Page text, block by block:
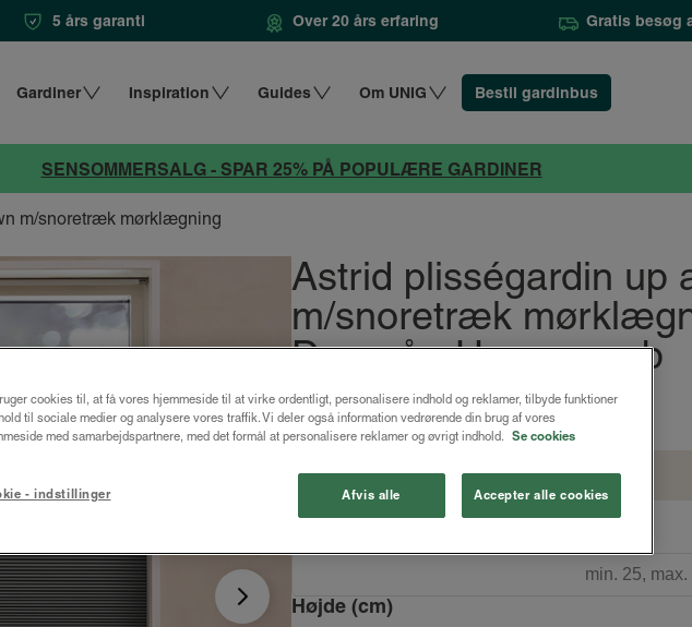
5 års garanti Over 20 års erfaring Gratis besøg
Gardiner Inspiration Guides Om UNIG Bestil gardinbus
SENSOMMERSALG - SPAR 25% PÅ POPULÆRE GARDINER
m/snoretræk mørklægning
Astrid plisségardin up
m/snoretræk
Duegrå - Honeycomb
fra992 kr.
1322 kr.
Design dit gardin
Højde (cm)
cookies til, at få vores hjemmeside til at virke ordentligt, personalisere indhold og reklamer, tilbyde funktioner
til sociale medier og analysere vores traffik. Vi deler også information vedrørende din brug af vores
med samarbejdspartnere, med det formål at personalisere reklamer og øvrigt indhold. Se cookies
- indstillinger Afvis alle Accepter alle cookies